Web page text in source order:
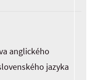
anglického
jazyka